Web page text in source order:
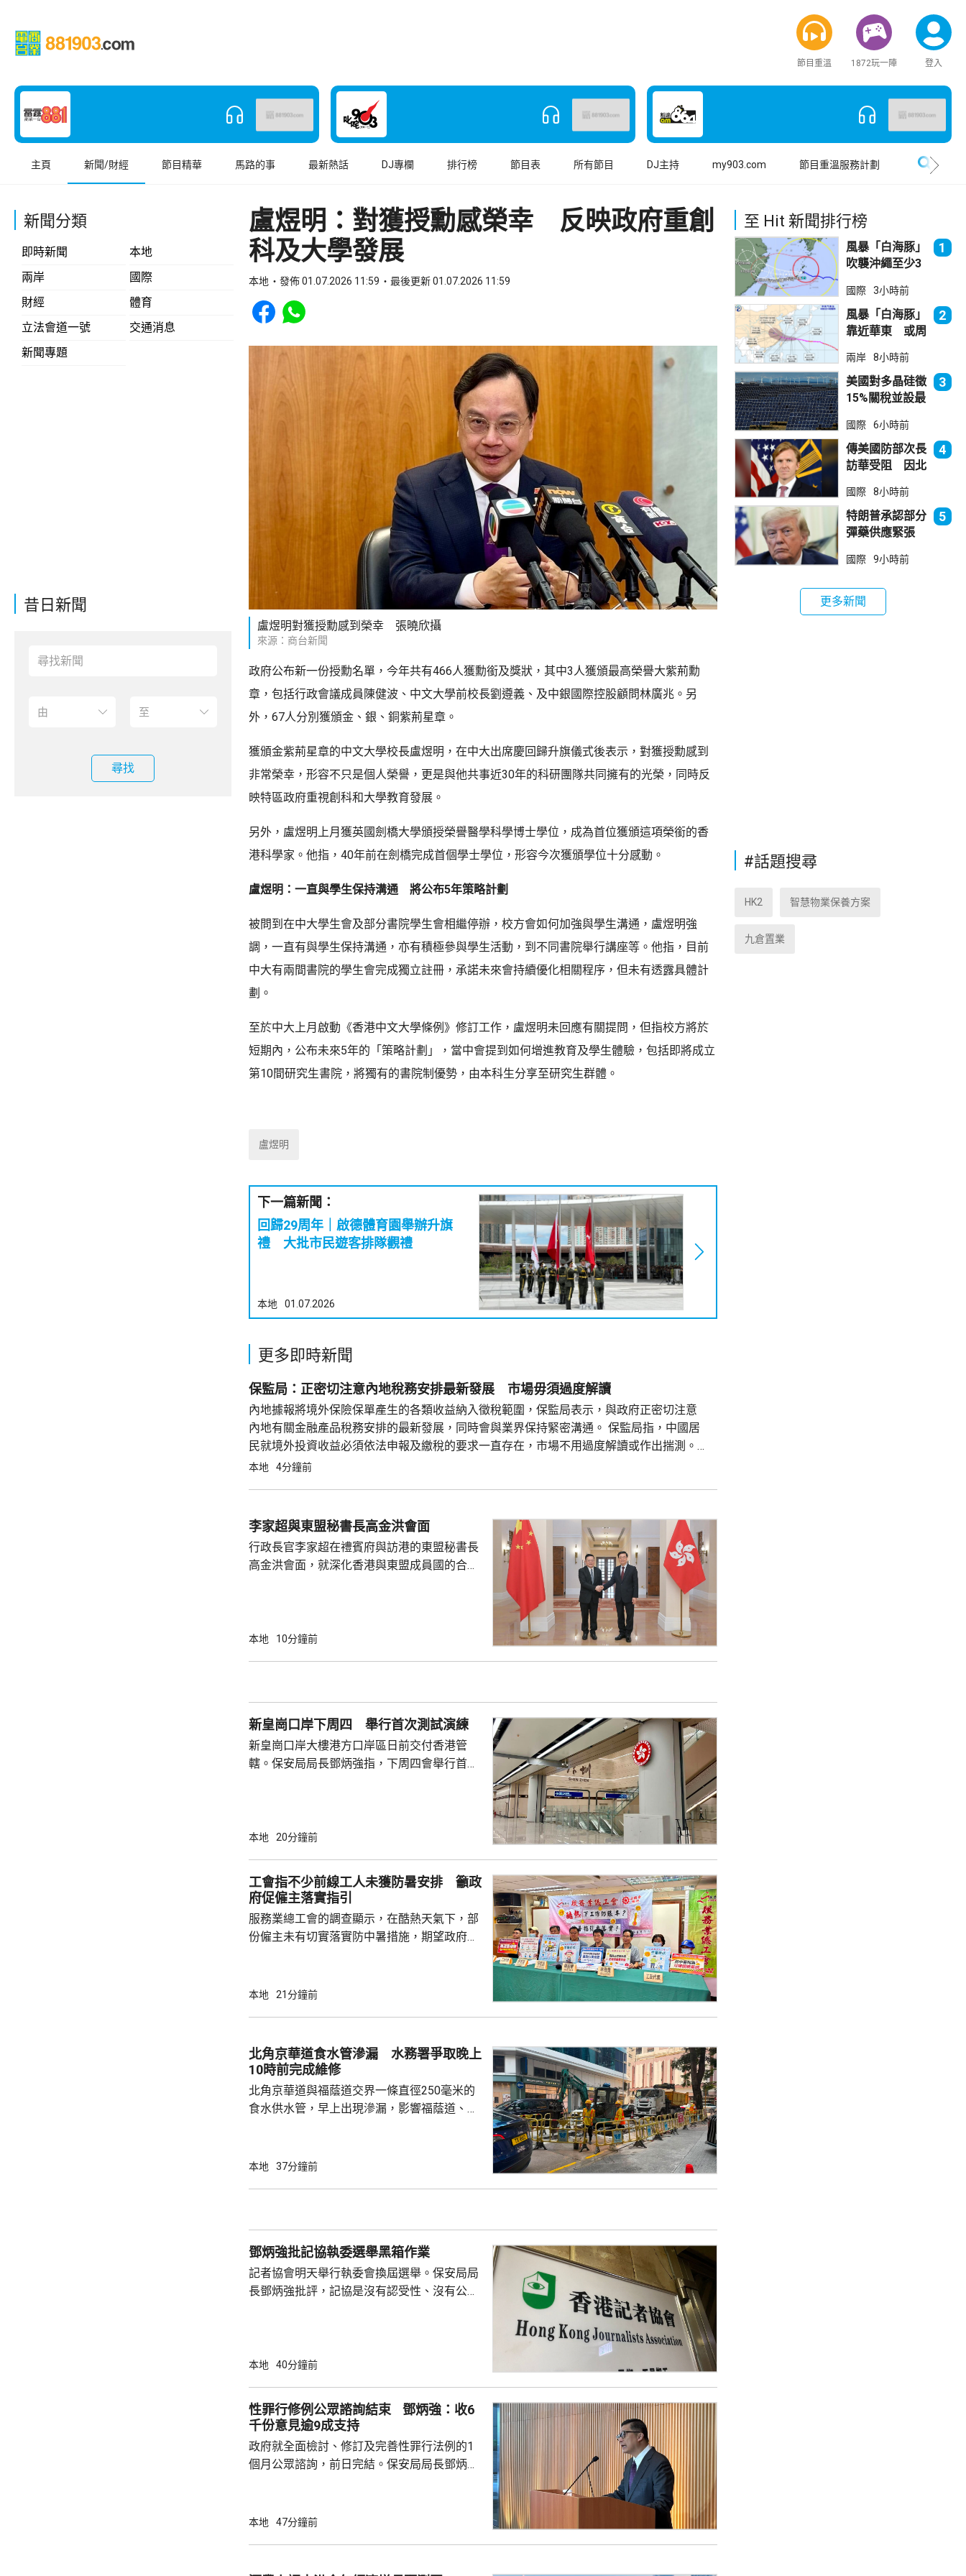
節目重溫 1872玩一陣 登入
主頁 新聞/財經 節目精華 馬路的事 最新熱話 DJ專欄 排行榜 節目表 所有節目 DJ主持 my903.com 節目重溫服務計劃
新聞分類
即時新聞
本地
兩岸
國際
財經
體育
立法會道一號
交通消息
新聞專題
昔日新聞
尋找
盧煜明：對獲授勳感榮幸 反映政府重創
科及大學發展
本地 發佈 01.07.2026 11:59 最後更新 01.07.2026 11:59
Share to Facebook
Share to WhatsApp
盧煜明對獲授勳感到榮幸 張曉欣攝
來源：商台新聞
政府公布新一份授勳名單，今年共有466人獲勳銜及獎狀，其中3人獲頒最高榮譽大紫荊勳
章，包括行政會議成員陳健波、中文大學前校長劉遵義、及中銀國際控股顧問林廣兆。另
外，67人分別獲頒金、銀、銅紫荊星章。
獲頒金紫荊星章的中文大學校長盧煜明，在中大出席慶回歸升旗儀式後表示，對獲授勳感到
非常榮幸，形容不只是個人榮譽，更是與他共事近30年的科研團隊共同擁有的光榮，同時反
映特區政府重視創科和大學教育發展。
另外，盧煜明上月獲英國劍橋大學頒授榮譽醫學科學博士學位，成為首位獲頒這項榮銜的香
港科學家。他指，40年前在劍橋完成首個學士學位，形容今次獲頒學位十分感動。
盧煜明：一直與學生保持溝通 將公布5年策略計劃
被問到在中大學生會及部分書院學生會相繼停辦，校方會如何加強與學生溝通，盧煜明強
調，一直有與學生保持溝通，亦有積極參與學生活動，到不同書院舉行講座等。他指，目前
中大有兩間書院的學生會完成獨立註冊，承諾未來會持續優化相關程序，但未有透露具體計
劃。
至於中大上月啟動《香港中文大學條例》修訂工作，盧煜明未回應有關提問，但指校方將於
短期內，公布未來5年的「策略計劃」，當中會提到如何增進教育及學生體驗，包括即將成立
第10間研究生書院，將獨有的書院制優勢，由本科生分享至研究生群體。
盧煜明
下一篇新聞：
回歸29周年｜啟德體育園舉辦升旗
禮 大批市民遊客排隊觀禮
本地 01.07.2026
更多即時新聞
保監局：正密切注意內地稅務安排最新發展 市場毋須過度解讀
內地據報將境外保險保單產生的各類收益納入徵稅範圍，保監局表示，與政府正密切注意
內地有關金融產品稅務安排的最新發展，同時會與業界保持緊密溝通。 保監局指，中國居
民就境外投資收益必須依法申報及繳稅的要求一直存在，市場不用過度解讀或作出揣測。
香港保險市場發展成熟，產品設計靈活先進，可提供貨幣選擇、環球資產配置、人生規
本地 4分鐘前
李家超與東盟秘書長高金洪會面
行政長官李家超在禮賓府與訪港的東盟秘書長
高金洪會面，就深化香港與東盟成員國的合作
表示，特區政府正全速制定香港第一個五年規
本地 10分鐘前
新皇崗口岸下周四 舉行首次測試演練
新皇崗口岸大樓港方口岸區日前交付香港管
轄。保安局局長鄧炳強指，下周四會舉行首次
指，皇崗口岸以往最高峰期間是1小時內有
內2萬人通關，比現時高峰人數高出一倍有
多，若能應付人流，相信日後運作會相對暢
順。
本地 20分鐘前
工會指不少前線工人未獲防暑安排 籲政
府促僱主落實指引
服務業總工會的調查顯示，在酷熱天氣下，部
份僱主未有切實落實防中暑措施，期望政府加
作逾4小時，僱主沒有安排額外休息時間，亦
主及工人均不熟悉勞工處的《預防工作時中暑
指引》，而且工作暑熱警告等指引對僱主的法
律約束力不足，部份僱主的防中暑措施...
本地 21分鐘前
北角京華道食水管滲漏 水務署爭取晚上
10時前完成維修
北角京華道與福蔭道交界一條直徑250毫米的
食水供水管，早上出現滲漏，影響福蔭道、京
外，福蔭道、京華道及宏安道一帶用戶的食水
水車及4個水箱提供臨時食水，並派出「供水
特攻隊」提供樽裝水。 居民：...
本地 37分鐘前
鄧炳強批記協執委選舉黑箱作業
記者協會明天舉行執委會換屆選舉。保安局局
長鄧炳強批評，記協是沒有認受性、沒有公信
有公布參選人的名字，是黑箱作業。 鄧炳強指
智英案中立場偏頗，誤導公眾，宣稱黎智英因
為捍衛新聞自由而身陷囹圄。他又批評有團體
濫用職工會名義，從事與職工會無關的行...
本地 40分鐘前
性罪行修例公眾諮詢結束 鄧炳強：收6
千份意見逾9成支持
政府就全面檢討、修訂及完善性罪行法例的1
個月公眾諮詢，前日完結。保安局局長鄧炳強
人支持。對於有意見建議設立「持續性侵犯兒
關持份者保持緊密溝通。 有意見認為政府應該
本地 47分鐘前
至 Hit 新聞排行榜
風暴「白海豚」
吹襲沖繩至少3
取消
1
國際 3小時前
風暴「白海豚」
靠近華東 或周
2
兩岸 8小時前
美國對多晶硅徵
15%關稅並設最
克：中國無法再
傾銷
3
國際 6小時前
傳美國防部次長
訪華受阻 因北
售
4
國際 8小時前
特朗普承認部分
彈藥供應緊張
成
5
國際 9小時前
更多新聞
#話題搜尋
HK2 智慧物業保養方案
九倉置業